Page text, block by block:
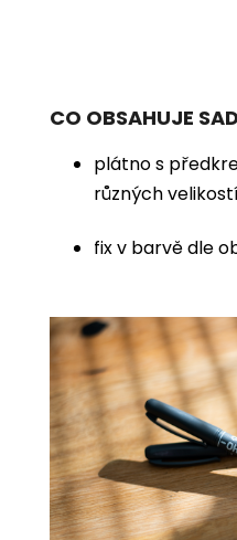
CO OBSAHUJE
plátno s
různých
fix v barvě dle